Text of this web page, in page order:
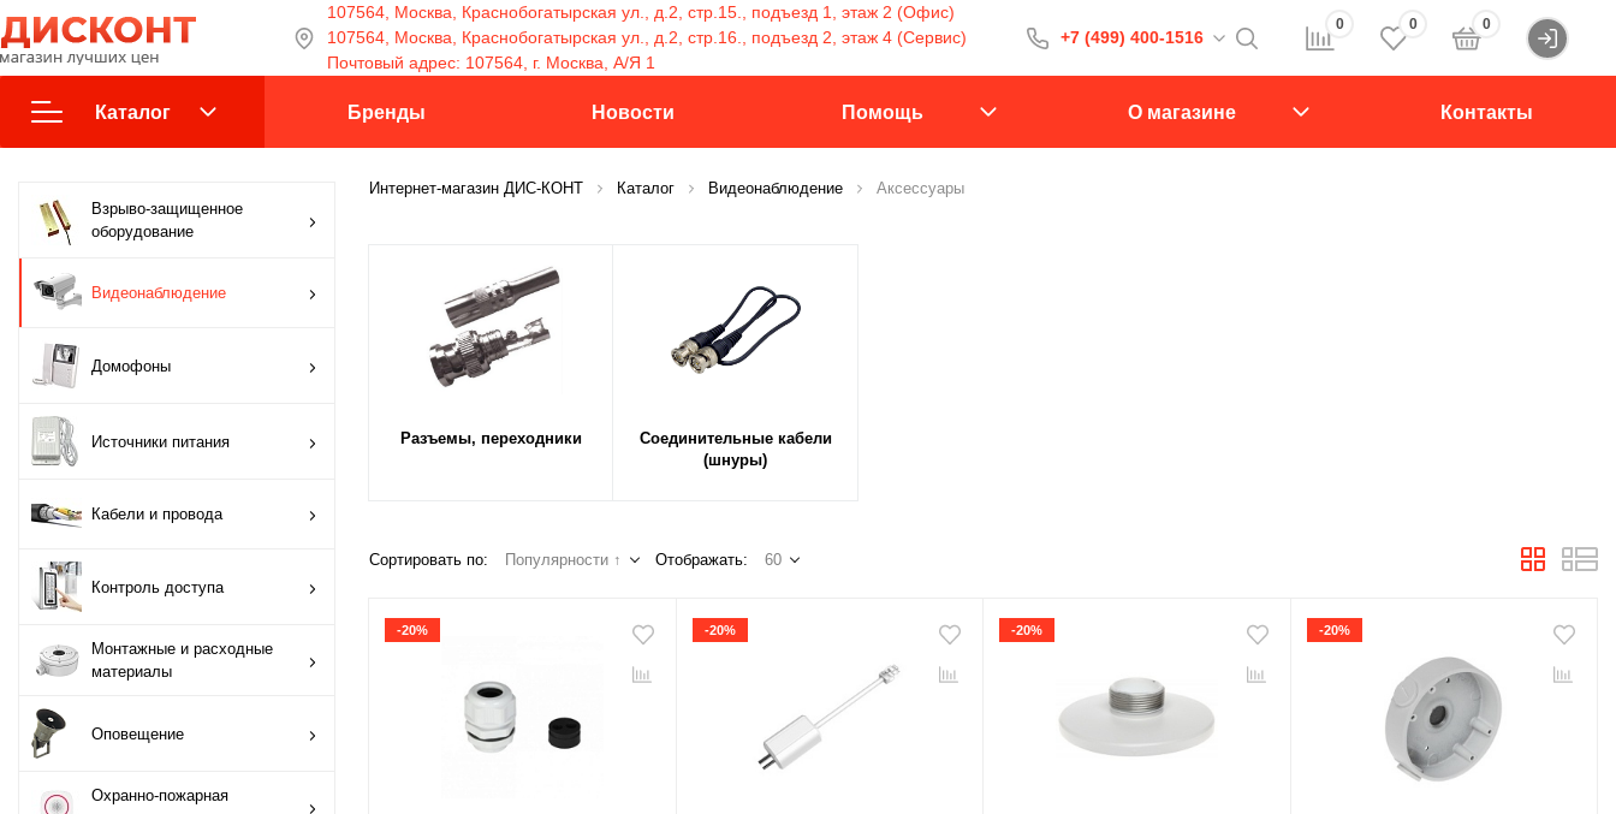
107564, Москва, Краснобогатырская ул., д.2, стр.15., подъезд 1, этаж 2 (Офис)
107564, Москва, Краснобогатырская ул., д.2, стр.16., подъезд 2, этаж 4 (Сервис)
Почтовый адрес: 107564, г. Москва, А/Я 1
+7 (499) 400-1516
+7 (499) 400-1516
С 9:30 до 18:00
0 0 0
Каталог
оборудование
Видеонаблюдение
Кабели и провода
Контроль доступа
Монтажные и
расходные
Охранно-пожарная
Бренды Новости Помощь О магазине Контакты
Взрыво-защищенное
оборудование
Видеонаблюдение
Домофоны
Источники питания
Кабели и провода
Контроль доступа
Монтажные и расходные
материалы
Оповещение
Охранно-пожарная
Интернет-магазин ДИС-КОНТ Каталог Видеонаблюдение Аксессуары
Разъемы, переходники
Соединительные кабели
(шнуры)
Сортировать по: Популярности ↑ Отображать: 60
-20% -20% -20% -20%